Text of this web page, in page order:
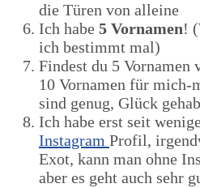
die Türen von alleine
Ich habe 5 Vornamen!
ich bestimmt mal)
Findest du 5
10 Vornamen für mich-
sind genug, Glück
Ich habe erst seit
Instagram Profil,
Exot, kann man ohne
aber es geht auch sehr